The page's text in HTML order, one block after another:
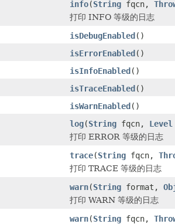
info(String fqcn,
打印 INFO 等级的日志
isDebugEnabled()
isErrorEnabled()
isInfoEnabled()
isTraceEnabled()
isWarnEnabled()
log(String fqcn, Level
打印 ERROR 等级的日志
trace(String fqcn,
打印 TRACE 等级的日志
warn(String format,
打印 WARN 等级的日志
warn(String fqcn,